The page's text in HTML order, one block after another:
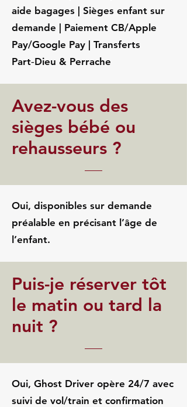
aide bagages | Sièges enfant sur
demande | Paiement CB/Apple
Pay/Google Pay | Transferts
Part‑Dieu & Perrache
Avez-vous des
sièges bébé ou
rehausseurs ?
Oui, disponibles sur demande
préalable en précisant l’âge de
l’enfant.
Puis-je réserver tôt
le matin ou tard la
nuit ?
Oui, Ghost Driver opère 24/7 avec
suivi de vol/train et confirmation